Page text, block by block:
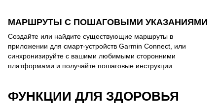
МАРШРУТЫ С ПОШАГОВЫМИ УКАЗАНИЯМИ
Создайте или найдите существующие маршруты в
приложении для смарт-устройств Garmin Connect, или
синхронизируйте с вашими любимыми сторонними
платформами и получайте пошаговые инструкции.
ФУНКЦИИ ДЛЯ ЗДОРОВЬЯ